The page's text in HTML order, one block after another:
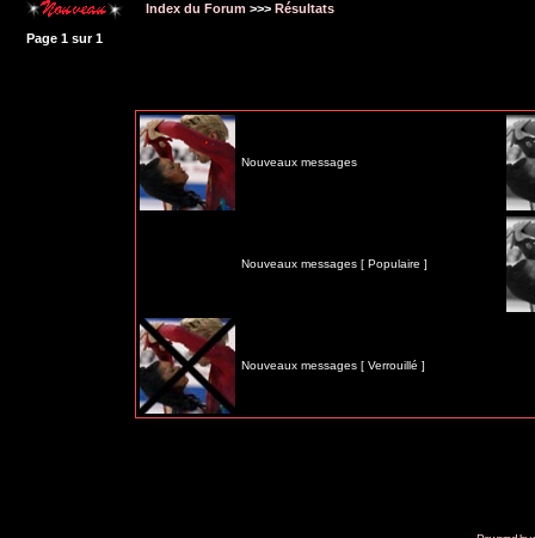
Index du Forum >>> Résultats
Page 1 sur1
Nouveaux messages
Nouveaux messages [ Populaire ]
Nouveaux messages [ Verrouillé ]